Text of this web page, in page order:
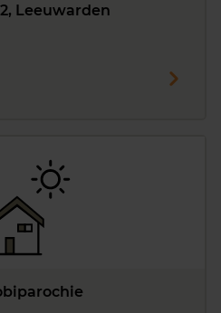
Leeuwarden